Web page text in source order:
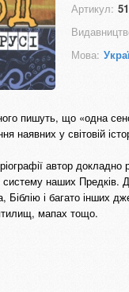
Артикул:
Мова:
пишуть, що «одна
наявних у світовій
автор
систему наших
Біблію і багато інших
мапах тощо.